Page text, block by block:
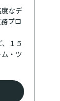
なデ
プロ
１５
・ツ